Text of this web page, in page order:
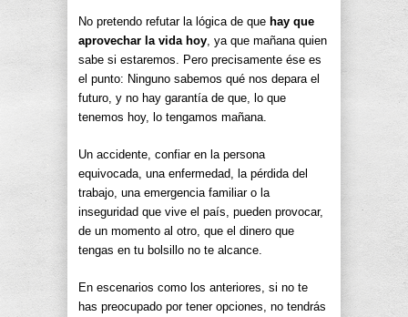
No pretendo refutar la lógica de que hay que
aprovechar la vida hoy , ya que mañana quien
sabe si estaremos. Pero precisamente ése es
el punto: Ninguno sabemos qué nos depara el
futuro, y no hay garantía de que, lo que
tenemos hoy, lo tengamos mañana.
Un accidente, confiar en la persona
equivocada, una enfermedad, la pérdida del
trabajo, una emergencia familiar o la
inseguridad que vive el país, pueden provocar,
de un momento al otro, que el dinero que
tengas en tu bolsillo no te alcance.
En escenarios como los anteriores, si no te
has preocupado por tener opciones, no tendrás